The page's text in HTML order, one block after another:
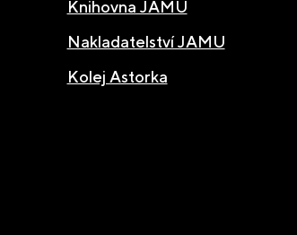
Knihovna JAMU
Nakladatelství JAMU
Kolej Astorka